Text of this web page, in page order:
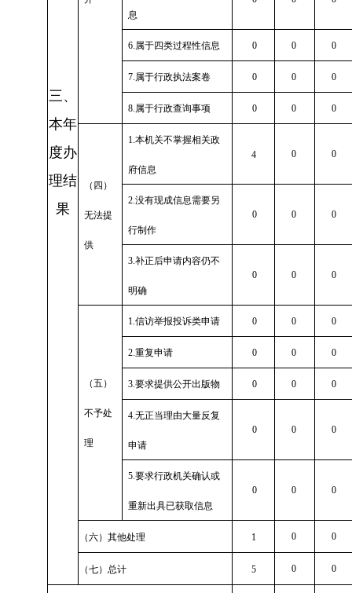
三、
本年
度办
理结
果
息
6.属于四类过程性信息 0 0 0
7.属于行政执法案卷 0 0 0
8.属于行政查询事项 0 0 0
（四）
无法提
供
1.本机关不掌握相关政
府信息
4 0 0
2.没有现成信息需要另
行制作
0 0 0
3.补正后申请内容仍不
明确
0 0 0
（五）
不予处
理
1.信访举报投诉类申请 0 0 0
2.重复申请 0 0 0
3.要求提供公开出版物 0 0 0
4.无正当理由大量反复
申请
0 0 0
5.要求行政机关确认或
重新出具已获取信息
0 0 0
（六）其他处理 1 0 0
（七）总计 5 0 0